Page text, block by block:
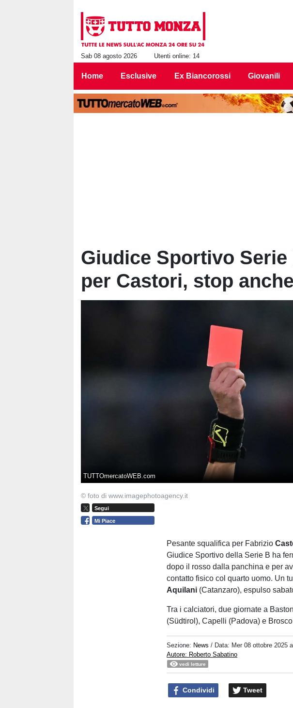
Sab 08 agosto 2026 Utenti online: 14
Home Esclusive Ex Biancorossi Giovanili
Giudice Sportivo
per Castori, stop
TUTTOmercatoWEB.com
© foto di www.imagephotoagency.it
Segui
Mi Piace
Pesante squalifica per Fabrizio
Giudice Sportivo della Serie B ha
dopo il rosso dalla panchina e per
contatto fisico col quarto uomo. Un
Aquilani (Catanzaro), espulso
Tra i calciatori, due giornate a
(Südtirol), Capelli (Padova) e
Sezione: News / Data: Mer 08 ottobre 2025
Autore: Roberto Sabatino
vedi letture
Condividi Tweet